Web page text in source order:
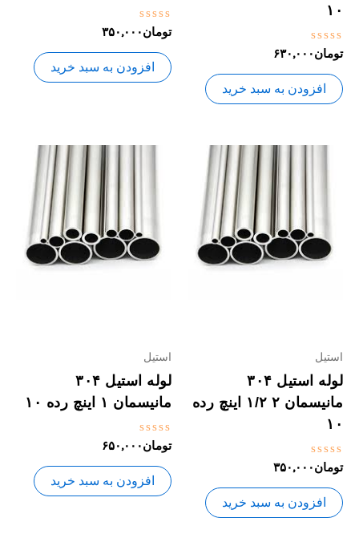
۱۰
نمره
0
از
5
تومان۶۳۰,۰۰۰
افزودن به سبد خرید
نمره
0
از
5
تومان۳۵۰,۰۰۰
افزودن به سبد خرید
استیل
لوله استیل ۳۰۴
مانیسمان ۲ ۱/۲ اینچ رده
۱۰
نمره
0
از
5
تومان۳۵۰,۰۰۰
افزودن به سبد خرید
استیل
لوله استیل ۳۰۴
مانیسمان ۱ اینچ رده ۱۰
نمره
0
از
5
تومان۶۵۰,۰۰۰
افزودن به سبد خرید